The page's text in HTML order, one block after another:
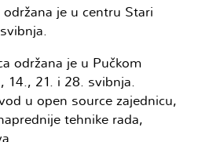
je u centru Stari
održana je u Pučkom
14., 21. i 28. svibnja.
u open source zajednicu,
tehnike rada,